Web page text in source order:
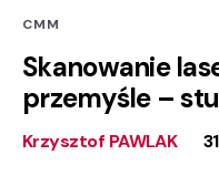
CMM
Skanowanie
przemyśle –
Krzysztof PAWLAK